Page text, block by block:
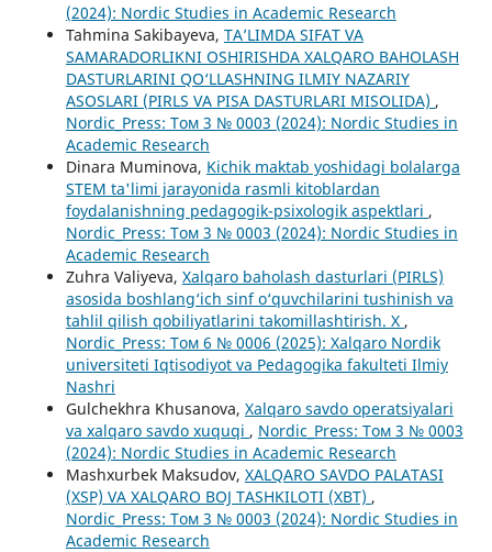
(2024): Nordic Studies in Academic Research
Tahmina Sakibayeva, TAʼLIMDA SIFAT VA
SAMARADORLIKNI OSHIRISHDA XALQARO BAHOLASH
DASTURLARINI QO‘LLASHNING ILMIY NAZARIY
ASOSLARI (PIRLS VA PISA DASTURLARI MISOLIDA) ,
Nordic_Press: Том 3 № 0003 (2024): Nordic Studies in
Academic Research
Dinara Muminova, Kichik maktab yoshidagi bolalarga
STEM ta'limi jarayonida rasmli kitoblardan
foydalanishning pedagogik-psixologik aspektlari ,
Nordic_Press: Том 3 № 0003 (2024): Nordic Studies in
Academic Research
Zuhra Valiyeva, Xalqaro baholash dasturlari (PIRLS)
asosida boshlang‘ich sinf o‘quvchilarini tushinish va
tahlil qilish qobiliyatlarini takomillashtirish. X ,
Nordic_Press: Том 6 № 0006 (2025): Xalqaro Nordik
universiteti Iqtisodiyot va Pedagogika fakulteti Ilmiy
Nashri
Gulchekhra Khusanova, Xalqaro savdo operatsiyalari
va xalqaro savdo xuquqi , Nordic_Press: Том 3 № 0003
(2024): Nordic Studies in Academic Research
Mashxurbek Maksudov, XALQARO SAVDO PALATASI
(XSP) VA XALQARO BOJ TASHKILOTI (XBT) ,
Nordic_Press: Том 3 № 0003 (2024): Nordic Studies in
Academic Research